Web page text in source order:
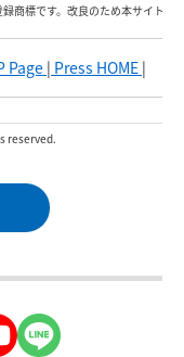
商標です。改良のため本サイト内
Page| Press HOME |
reserved.